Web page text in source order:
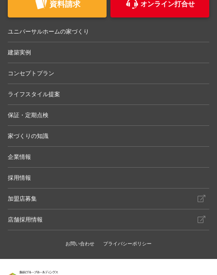
資料請求 オンライン打合せ
ユニバーサルホームの家づくり
建築実例
コンセプトプラン
ライフスタイル提案
保証・定期点検
家づくりの知識
企業情報
採用情報
加盟店募集
店舗採用情報
お問い合わせ プライバシーポリシー